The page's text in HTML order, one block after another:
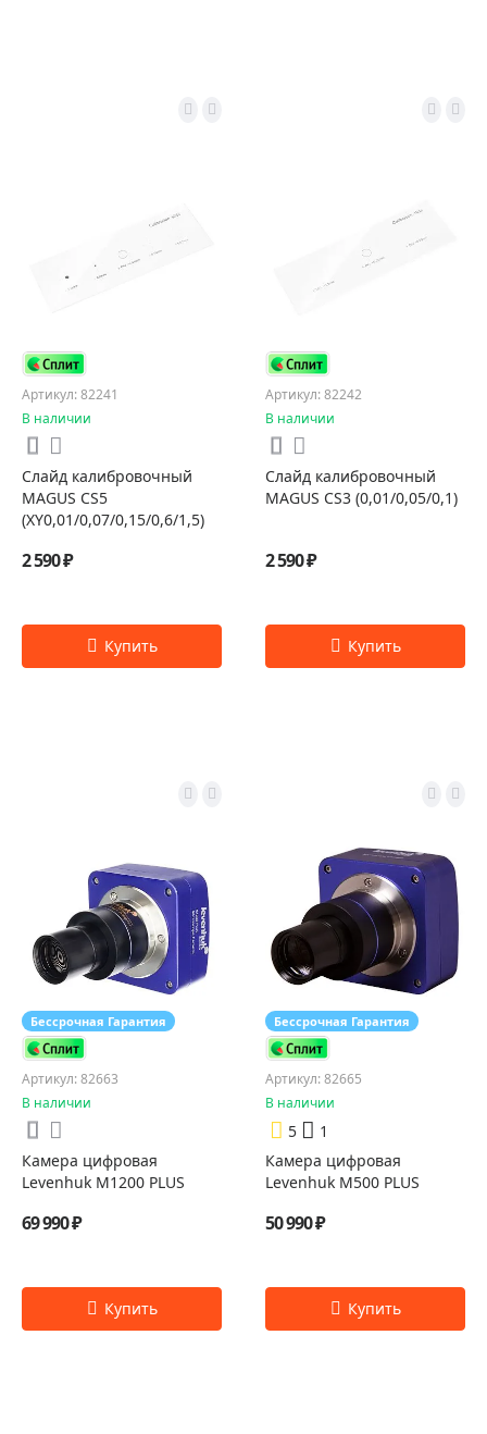
Артикул: 82241
В наличии
Слайд калибровочный
MAGUS CS5
(XY0,01/0,07/0,15/0,6/1,5)
2 590 ₽
Артикул: 82242
В наличии
Слайд калибровочный
MAGUS CS3 (0,01/0,05/0,1)
2 590 ₽
Бессрочная Гарантия
Артикул: 82663
В наличии
Камера цифровая
Levenhuk M1200 PLUS
69 990 ₽
Бессрочная Гарантия
Артикул: 82665
В наличии
5
1
Камера цифровая
Levenhuk M500 PLUS
50 990 ₽